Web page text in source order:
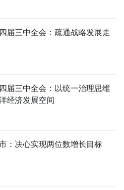
届三中全会：疏通战略发展走
届三中全会：以统一治理思维
经济发展空间
：决心实现两位数增长目标